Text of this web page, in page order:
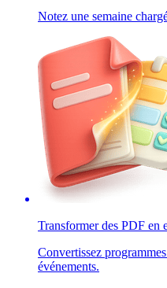
Notez une semaine
Transformer des PDF en
Convertissez
événements.